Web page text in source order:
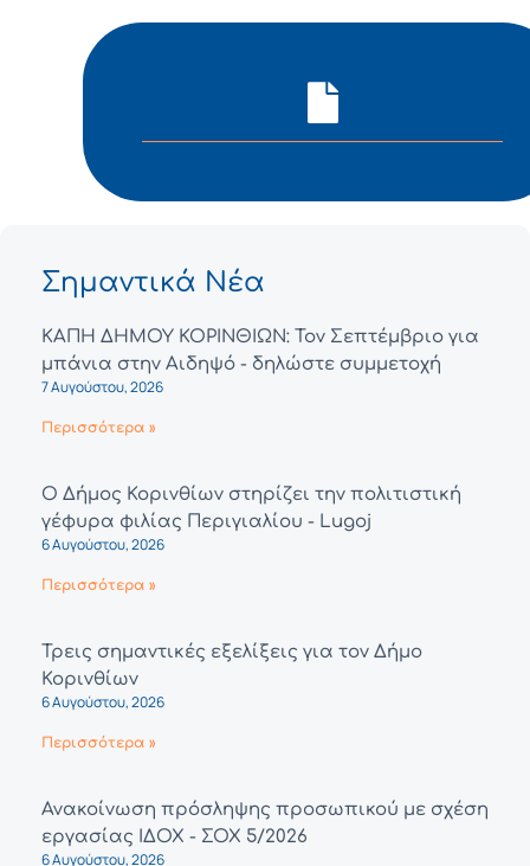
Σημαντικά Νέα
ΚΑΠΗ ΔΗΜΟΥ ΚΟΡΙΝΘΙΩΝ: Τον Σεπτέμβριο για
μπάνια στην Αιδηψό - δηλώστε συμμετοχή
7 Αυγούστου, 2026
Περισσότερα »
Ο Δήμος Κορινθίων στηρίζει την πολιτιστική
γέφυρα φιλίας Περιγιαλίου - Lugoj
6 Αυγούστου, 2026
Περισσότερα »
Τρεις σημαντικές εξελίξεις για τον Δήμο
Κορινθίων
6 Αυγούστου, 2026
Περισσότερα »
Ανακοίνωση πρόσληψης προσωπικού με σχέση
εργασίας ΙΔΟΧ - ΣΟΧ 5/2026
6 Αυγούστου, 2026